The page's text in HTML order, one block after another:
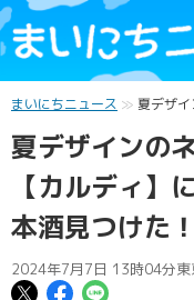
まいにちニュース 夏デザインの
夏デザインの
【カルディ】
本酒見つけた！
2024年7月7日 13時04分